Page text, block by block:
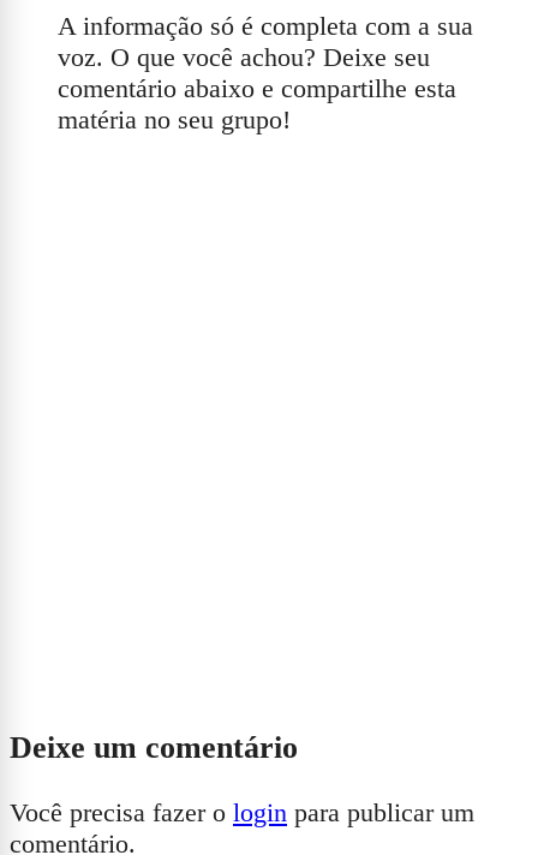
A informação só é completa com a sua
voz. O que você achou? Deixe seu
comentário abaixo e compartilhe esta
matéria no seu grupo!
Deixe um comentário
Você precisa fazer o login para publicar um
comentário.